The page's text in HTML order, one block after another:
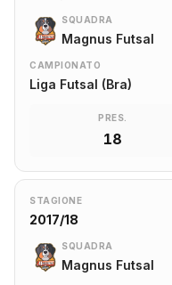
SQUADRA
Magnus Futsal
CAMPIONATO
Liga Futsal (Bra)
PRES.
18
STAGIONE
2017/18
SQUADRA
Magnus Futsal